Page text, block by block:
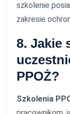
szkolenie
zakresie
8. Jakie
PPOŻ?
Szkolenia